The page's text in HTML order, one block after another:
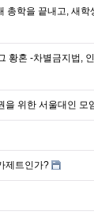
총학을 끝내고, 새학
황혼 -차별금지법,
을 위한 서울대인 모
제트인가?